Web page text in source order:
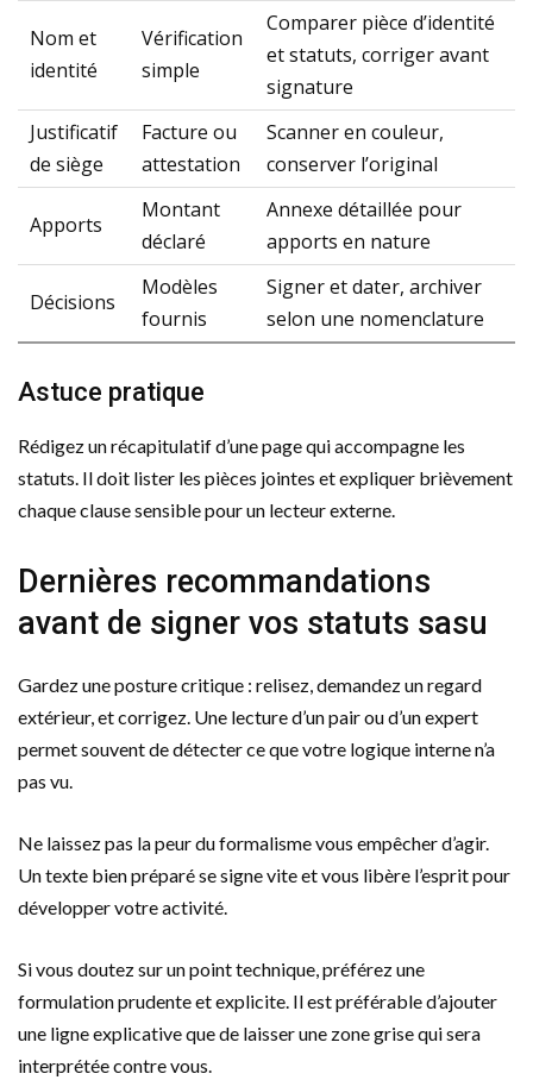
Nom et
identité
Vérification
simple
Comparer pièce d’identité
et statuts, corriger avant
signature
Justificatif
de siège
Facture ou
attestation
Scanner en couleur,
conserver l’original
Apports
Montant
déclaré
Annexe détaillée pour
apports en nature
Décisions
Modèles
fournis
Signer et dater, archiver
selon une nomenclature
Astuce pratique
Rédigez un récapitulatif d’une page qui accompagne les
statuts. Il doit lister les pièces jointes et expliquer brièvement
chaque clause sensible pour un lecteur externe.
Dernières recommandations
avant de signer vos statuts sasu
Gardez une posture critique : relisez, demandez un regard
extérieur, et corrigez. Une lecture d’un pair ou d’un expert
permet souvent de détecter ce que votre logique interne n’a
pas vu.
Ne laissez pas la peur du formalisme vous empêcher d’agir.
Un texte bien préparé se signe vite et vous libère l’esprit pour
développer votre activité.
Si vous doutez sur un point technique, préférez une
formulation prudente et explicite. Il est préférable d’ajouter
une ligne explicative que de laisser une zone grise qui sera
interprétée contre vous.